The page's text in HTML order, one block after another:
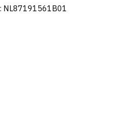
NL87191561B01